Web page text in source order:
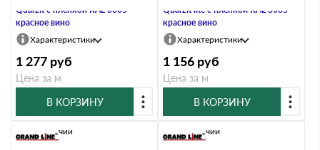
Quarzit с пленкой RAL 3005
красное вино
Характеристики
1 277 руб
Цена за м
В КОРЗИНУ
Quarzit lite с пленкой RAL 3005
красное вино
Характеристики
1 156 руб
Цена за м
В КОРЗИНУ
В наличии В наличии